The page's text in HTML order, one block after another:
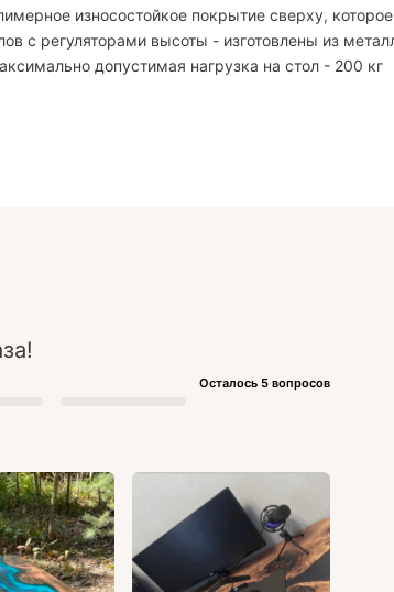
износостойкое покрытие сверху,
с регуляторами высоты - изготовлены из
допустимая нагрузка на стол - 200 кг
Осталось 5 вопросов